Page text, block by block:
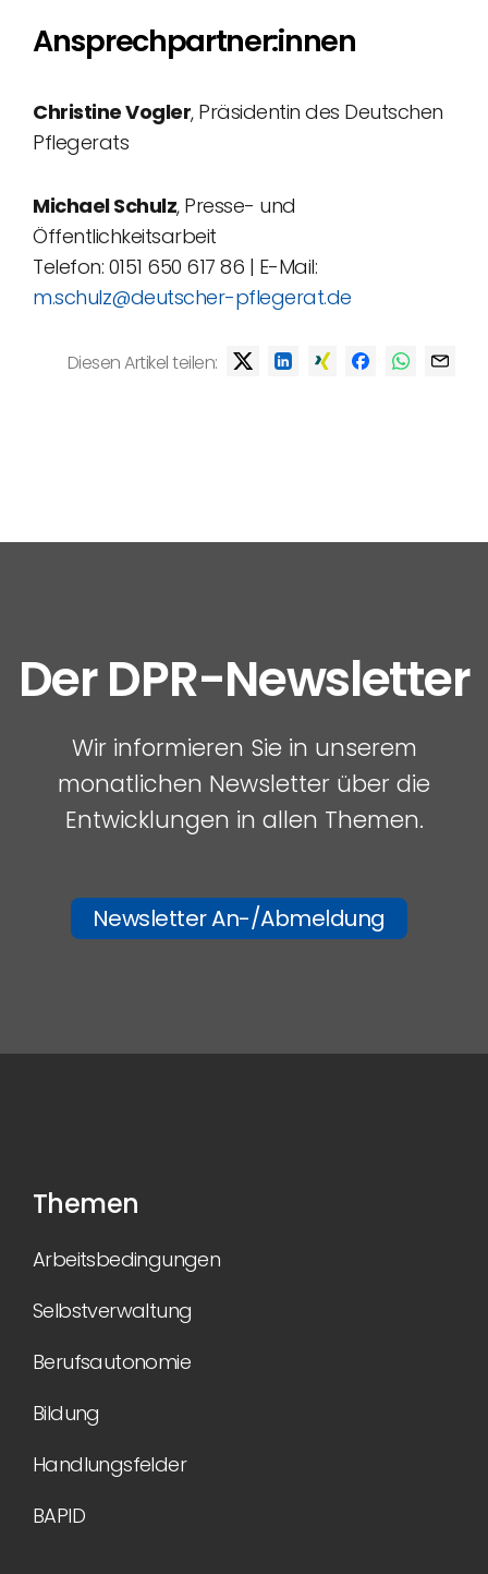
Ansprechpartner:innen
Christine Vogler, Präsidentin des Deutschen
Pflegerats
Michael Schulz, Presse- und
Öffentlichkeitsarbeit
Telefon: 0151 650 617 86 | E-Mail:
m.schulz@deutscher-pflegerat.de
Diesen Artikel teilen:
Der DPR-Newsletter
Wir informieren Sie in unserem
monatlichen Newsletter über die
Entwicklungen in allen Themen.
Newsletter An-/Abmeldung
Themen
Arbeitsbedingungen
Selbstverwaltung
Berufsautonomie
Bildung
Handlungsfelder
BAPID